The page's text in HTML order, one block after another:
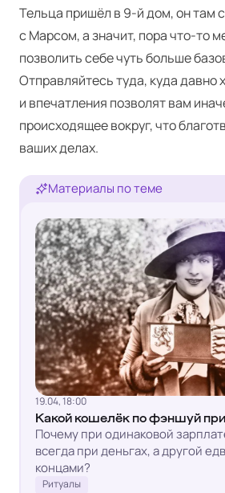
Тельца пришёл в 9‑й дом, он там
с Марсом, а значит, пора что-то
позволить себе чуть больше
Отправляйтесь туда, куда давно
и впечатления позволят вам
происходящее вокруг, что
ваших делах.
Материалы по теме
19.04, 18:00
Какой кошелёк по фэншуй
Почему при одинаковой
всегда при деньгах, а другой
концами?
Ритуалы